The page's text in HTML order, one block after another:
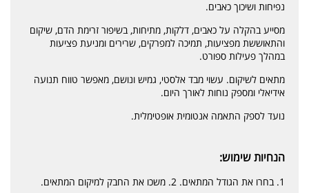
נפיחות ושיכוך כאבים.
מסייע בהקלה על כאבים, דלקות, מתיחות, בשיפור זרימת הדם, שיקום
והתאוששת מפציעות, תמיכה למפרקים, שרירים ומניעת פציעות
במהלך פעילות ספורט.
מתאים לשיקום. עשוי מבד אלסטי, גמיש ונושם, מאפשר טווח תנועה
אידיאלי ומספק נוחות לאורך היום.
נועד לספק התאמה אנטומית אופטימלית.
הנחיות שימוש:
1. בחרו את הגודל המתאים. 2. משכו את החבק למיקום המתאים.